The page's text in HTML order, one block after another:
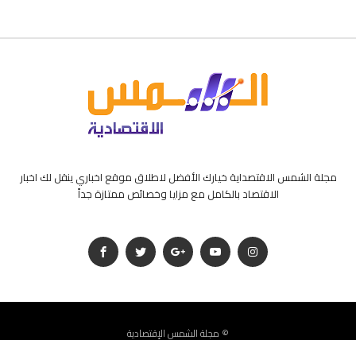
مجلة الشمس الاقتصداية خيارك الأفضل لاطلاق موقع اخباري ينقل لك اخبار
الاقتصاد بالكامل مع مزايا وخصائص ممتازة جداً
مجلة الشمس الإقتصادية ©